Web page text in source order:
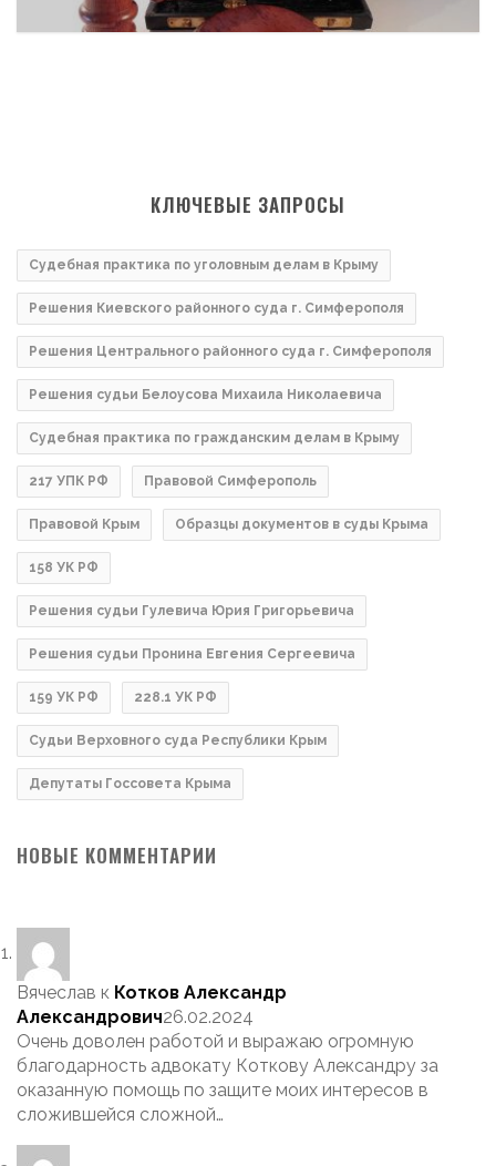
КЛЮЧЕВЫЕ ЗАПРОСЫ
Судебная практика по уголовным делам в Крыму
Решения Киевского районного суда г. Симферополя
Решения Центрального районного суда г. Симферополя
Решения судьи Белоусова Михаила Николаевича
Судебная практика по гражданским делам в Крыму
217 УПК РФ Правовой Симферополь
Правовой Крым Образцы документов в суды Крыма
158 УК РФ
Решения судьи Гулевича Юрия Григорьевича
Решения судьи Пронина Евгения Сергеевича
159 УК РФ 228.1 УК РФ
Судьи Верховного суда Республики Крым
Депутаты Госсовета Крыма
НОВЫЕ КОММЕНТАРИИ
Вячеслав к Котков Александр
Александрович26.02.2024
Очень доволен работой и выражаю огромную
благодарность адвокату Коткову Александру за
оказанную помощь по защите моих интересов в
сложившейся сложной…